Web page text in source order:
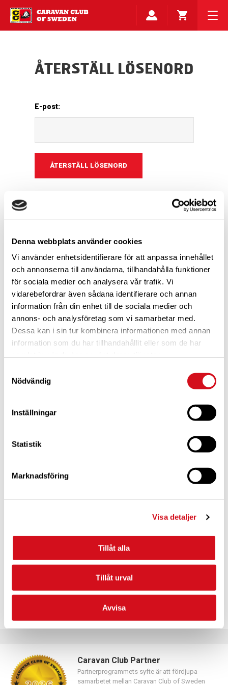
Denna webbplats använder cookies
Vi använder enhetsidentifierare för att anpassa innehållet
och annonserna till användarna, tillhandahålla funktioner
för sociala medier och analysera vår trafik. Vi
vidarebefordrar även sådana identifierare och annan
information från din enhet till de sociala medier och
annons- och analysföretag som vi samarbetar med.
Dessa kan i sin tur kombinera informationen med annan
information som du har tillhandahållit eller som de har
Nödvändig
Inställningar
Statistik
Marknadsföring
Visa detaljer
Tillåt alla
Tillåt urval
Avvisa
ÅTERSTÄLL LÖSENORD
E-post:
Logga in med hjälp av formuläret och följ anvisningarna.
Caravan Club Partner
Partnerprogrammets syfte är att fördjupa
samarbetet mellan Caravan Club of Sweden